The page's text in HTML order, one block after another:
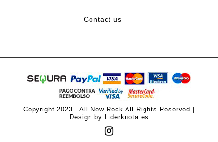
Contact us
Copyright 2023 - All New Rock All Rights Reserved |
Design by Liderkuota.es